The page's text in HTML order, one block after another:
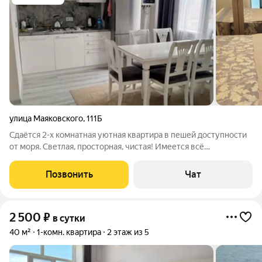
улица Маяковского,111Б
Сдаётся 2-х комнатная уютная квартира в пешей доступности
от моря. Светлая, просторная, чистая! Имеется всё
постельное белье посуда полотенца фен кондиционер утюг эл.
чайник гигиенический
Позвонить Чат
2 500 ₽ в сутки
40 м² 1-комн. квартира 2 этаж из 5